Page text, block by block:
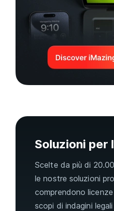
Soluzioni per
Scelte da più di
le nostre soluzioni
comprendono
scopi di indagini